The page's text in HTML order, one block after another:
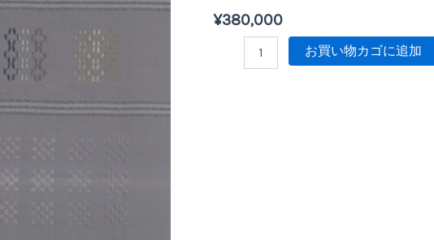
¥380,000
作
お買い物カゴに追加